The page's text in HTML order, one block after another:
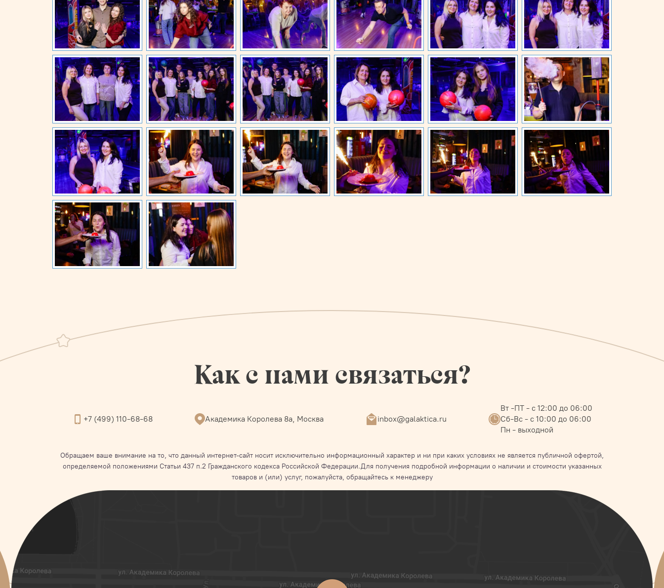
Как с нами связаться?
+7 (499) 110-68-68 Академика Королева 8а, Москва inbox@galaktica.ru
Вт -ПТ - с 12:00 до 06:00
Сб-Вс - с 10:00 до 06:00
Пн - выходной
Обращаем ваше внимание на то, что данный интернет-сайт носит исключительно информационный характер и ни при каких условиях не является публичной офертой,
определяемой положениями Статьи 437 п.2 Гражданского кодекса Российской Федерации.Для получения подробной информации о наличии и стоимости указанных
товаров и (или) услуг, пожалуйста, обращайтесь к менеджеру